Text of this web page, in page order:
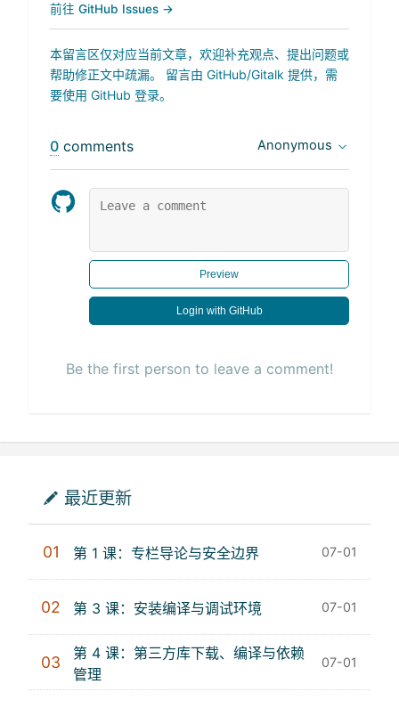
前往 GitHub Issues →
本留言区仅对应当前文章，欢迎补充观点、提出问题或
帮助修正文中疏漏。 留言由 GitHub/Gitalk 提供，需
要使用 GitHub 登录。
0 comments Anonymous
Preview
Login with GitHub
Be the first person to leave a comment!
最近更新
01 第 1 课：专栏导论与安全边界 07-01
02 第 3 课：安装编译与调试环境 07-01
03
第 4 课：第三方库下载、编译与依赖
管理
07-01